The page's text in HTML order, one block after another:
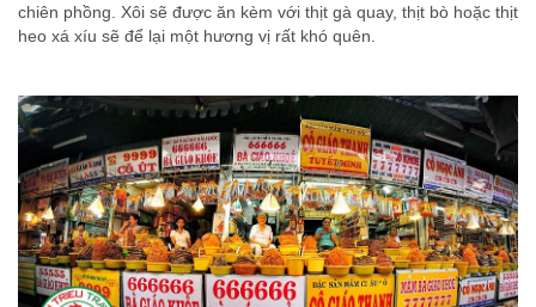
chiên phồng. Xôi sẽ được ăn kèm với thịt gà quay, thịt bò hoặc thịt
heo xá xíu sẽ để lại một hương vị rất khó quên.